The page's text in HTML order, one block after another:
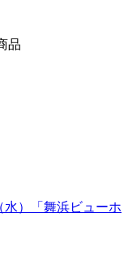
品
）「舞浜ビューホ